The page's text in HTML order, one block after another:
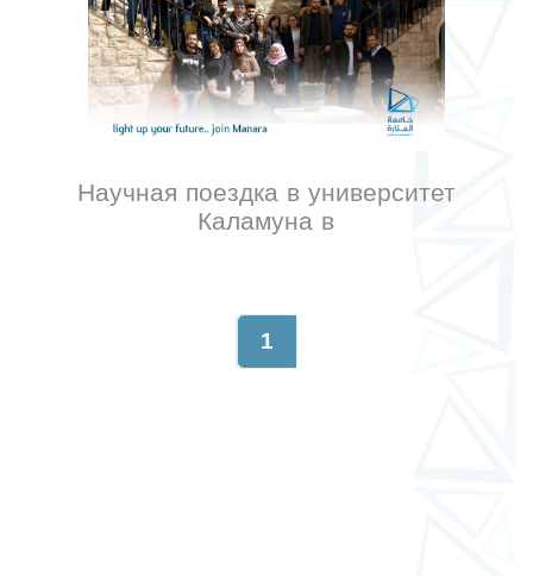
Научная поездка в университет
Каламуна в
1